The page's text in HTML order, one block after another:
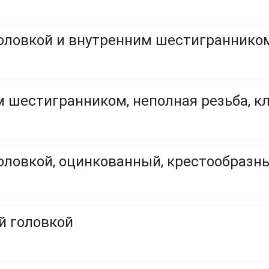
и внутренним
неполная резьба,
оцинкованный,
головкой